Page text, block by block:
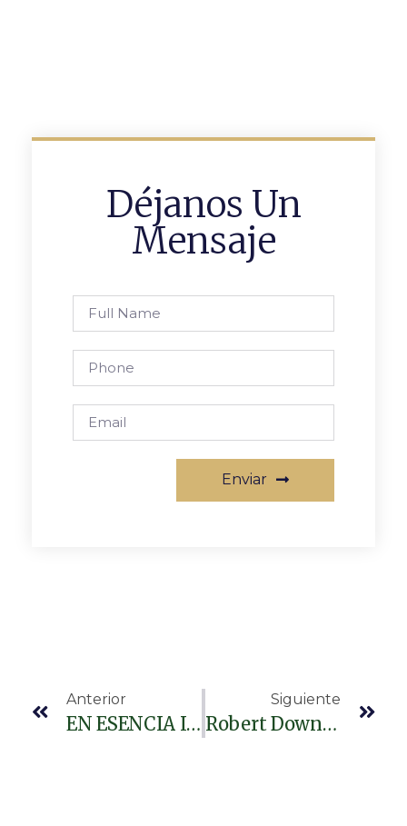
Déjanos Un
Mensaje
Enviar
Anterior
EN ESENCIA INFORMATIVA CELEBRAMOS NUESTRO SEGUNDO ANIVERSARIO
Siguiente
Robert Downey Jr. Gana Su Primer Oscar